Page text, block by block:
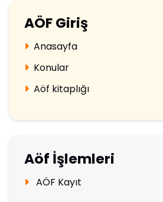
AÖF Giriş
Anasayfa
Konular
Aöf kitaplığı
Aöf İşlemleri
AÖF Kayıt